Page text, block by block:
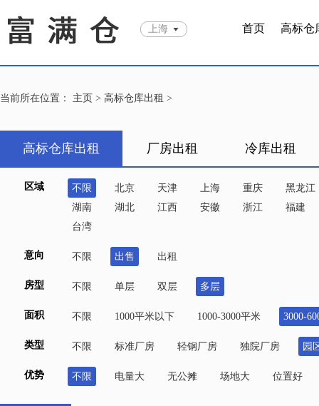
上海 首页 高标仓
当前所在位置： 主页 > 高标仓库出租 >
高标仓库出租 厂房出租 冷库出租
区域 不限 北京 天津 上海 重庆
黑龙江
湖南
湖北 江西 安徽 浙江
福建
台湾
意向 不限 出售 出租
房型 不限 单层 双层 多层
面积 不限 1000平米以下 1000-3000平米 3000-
类型 不限 标准厂房 轻钢厂房 独院厂房 园
优势 不限 电量大 无公摊 场地大 位置好